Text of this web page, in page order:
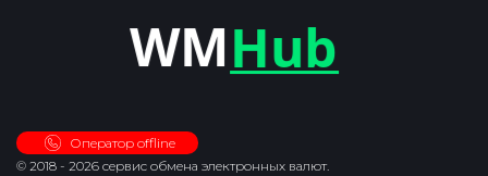
© 2018 - 2026 сервис обмена электронных валют.
Оператор offline